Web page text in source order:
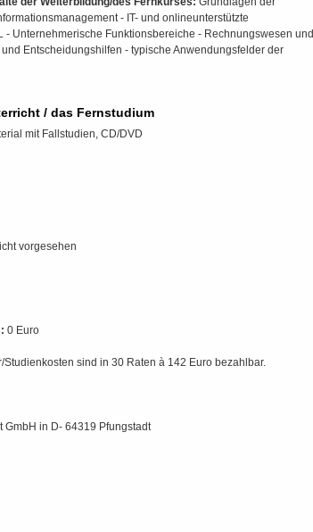
- IT- und onlineunterstützte
Unternehmerische Funktionsbereiche - Rechnungswesen und
Entscheidungshilfen - typische Anwendungsfelder der
/ das Fernstudium
mit Fallstudien, CD/DVD
vorgesehen
0 Euro
Studienkosten sind in 30 Raten à 142 Euro bezahlbar.
GmbH in D- 64319 Pfungstadt